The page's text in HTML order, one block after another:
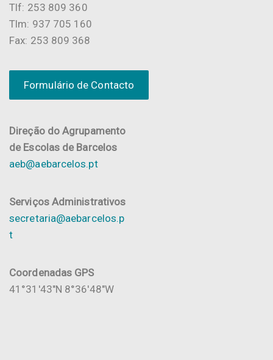
Tlf: 253 809 360
Tlm: 937 705 160
Fax: 253 809 368
Formulário de Contacto
Direção do Agrupamento
de Escolas de Barcelos
aeb@aebarcelos.pt
Serviços Administrativos
secretaria@aebarcelos.p
t
Coordenadas GPS
41°31'43"N 8°36'48"W